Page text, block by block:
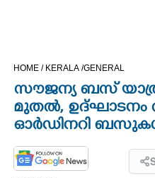
CINEMA
OPINION
PHOTOS
HOME / KERALA /GENERAL
സൗജന്യ ബസ് യാത്ര
മുതൽ, ഉദ്ഘാടനം
ഓർഡിനറി